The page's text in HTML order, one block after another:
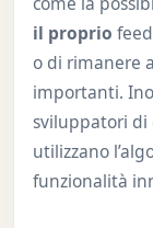
il proprio
o di rimanere
importanti.
sviluppatori di
utilizzano
funzionalità